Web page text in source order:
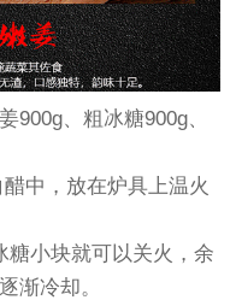
、粗冰糖900g、
中，放在炉具上温火
小块就可以关火，余
渐冷却。